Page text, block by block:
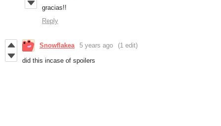
gracias!!
Reply
Snowflakea 5 years ago (1 edit)
did this incase of spoilers